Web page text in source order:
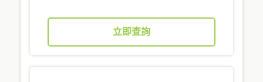
立即查詢